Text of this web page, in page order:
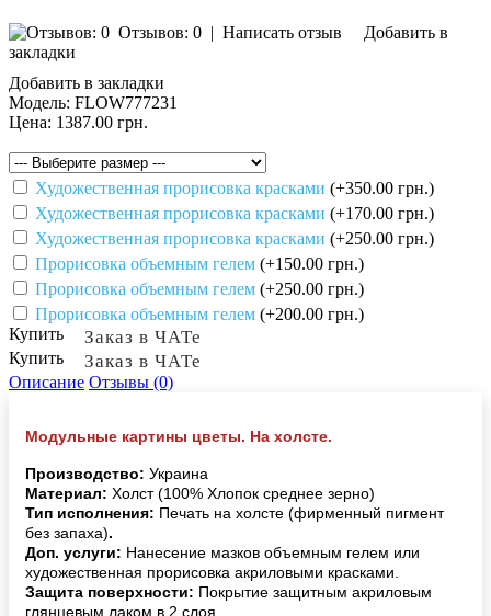
Отзывов: 0 | Написать отзыв
Добавить в
закладки
Добавить в закладки
Модель: FLOW777231
Цена: 1387.00 грн.
Художественная прорисовка красками (+350.00 грн.)
Художественная прорисовка красками (+170.00 грн.)
Художественная прорисовка красками (+250.00 грн.)
Прорисовка объемным гелем (+150.00 грн.)
Прорисовка объемным гелем (+250.00 грн.)
Прорисовка объемным гелем (+200.00 грн.)
Купить
Заказ в ЧАТе
Купить Заказ в ЧАТе
Описание Отзывы (0)
Модульные картины цветы. На холсте.
Производство: Украина
Материал: Холст (100% Хлопок среднее зерно)
Тип исполнения: Печать на холсте (фирменный пигмент
без запаха).
Доп. услуги: Нанесение мазков объемным гелем или
художественная прорисовка акриловыми красками.
Защита поверхности: Покрытие защитным акриловым
глянцевым лаком в 2 слоя.